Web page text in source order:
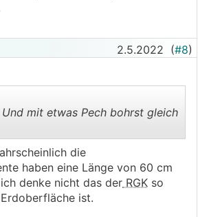
2.5.2022 (#8)
..
Und mit etwas Pech bohrst gleich
die
haben eine Länge von 60 cm
denke nicht das der RGK so
ist.